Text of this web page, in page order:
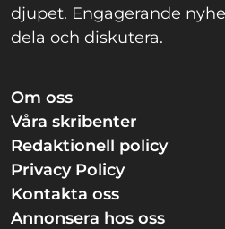
djupet. Engagerande
dela och diskutera.
Om oss
Våra skribenter
Redaktionell policy
Privacy Policy
Kontakta oss
Annonsera hos oss